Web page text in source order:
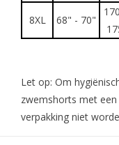
8XL 68" - 70"
Let op: Om
zwemshorts met
verpakking niet